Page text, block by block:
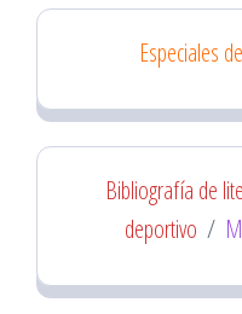
Especiales
Bibliografía de
deportivo /